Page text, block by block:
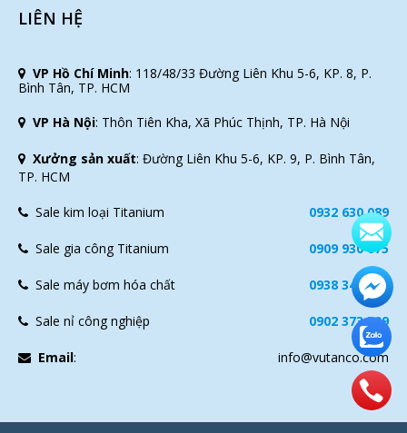
LIÊN HỆ
VP Hồ Chí Minh: 118/48/33 Đường Liên Khu 5-6, KP. 8, P.
Bình Tân, TP. HCM
VP Hà Nội: Thôn Tiên Kha, Xã Phúc Thịnh, TP. Hà Nội
Xưởng sản xuất: Đường Liên Khu 5-6, KP. 9, P. Bình Tân,
TP. HCM
Sale kim loại Titanium 0932 630 089
Sale gia công Titanium 0909 930 075
Sale máy bơm hóa chất 0938 343 118
Sale nỉ công nghiệp 0902 373 509
Email: info@vutanco.com